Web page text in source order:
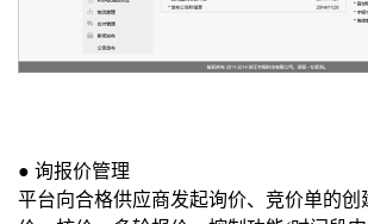
● 询报价管理
平台向合格供应商发起询价、竞价单的创